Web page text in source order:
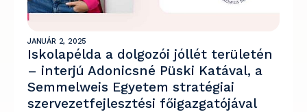
JANUÁR 2, 2025
Iskolapélda a dolgozói jóllét területén
– interjú Adonicsné Püski Katával, a
Semmelweis Egyetem stratégiai
szervezetfejlesztési főigazgatójával